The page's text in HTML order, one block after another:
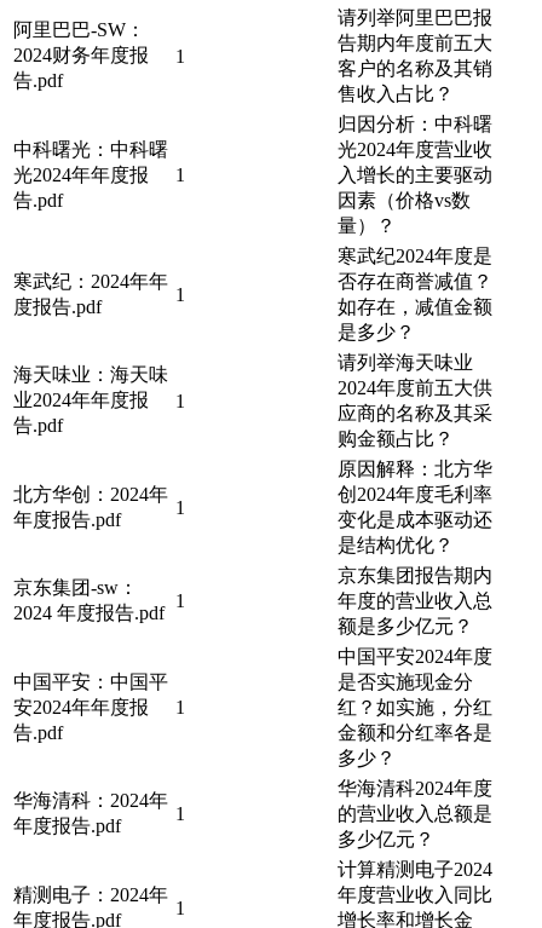
阿里巴巴-SW：
2024财务年度报
告.pdf
1
请列举阿里巴巴报
告期内年度前五大
客户的名称及其销
售收入占比？
中科曙光：中科曙
光2024年年度报
告.pdf
1
归因分析：中科曙
光2024年度营业收
入增长的主要驱动
因素（价格vs数
量）？
寒武纪：2024年年
度报告.pdf
1
寒武纪2024年度是
否存在商誉减值？
如存在，减值金额
是多少？
海天味业：海天味
业2024年年度报
告.pdf
1
请列举海天味业
2024年度前五大供
应商的名称及其采
购金额占比？
北方华创：2024年
年度报告.pdf
1
原因解释：北方华
创2024年度毛利率
变化是成本驱动还
是结构优化？
京东集团-sw：
2024 年度报告.pdf
1
京东集团报告期内
年度的营业收入总
额是多少亿元？
中国平安：中国平
安2024年年度报
告.pdf
1
中国平安2024年度
是否实施现金分
红？如实施，分红
金额和分红率各是
多少？
华海清科：2024年
年度报告.pdf
1
华海清科2024年度
的营业收入总额是
多少亿元？
精测电子：2024年
年度报告.pdf
1
计算精测电子2024
年度营业收入同比
增长率和增长金